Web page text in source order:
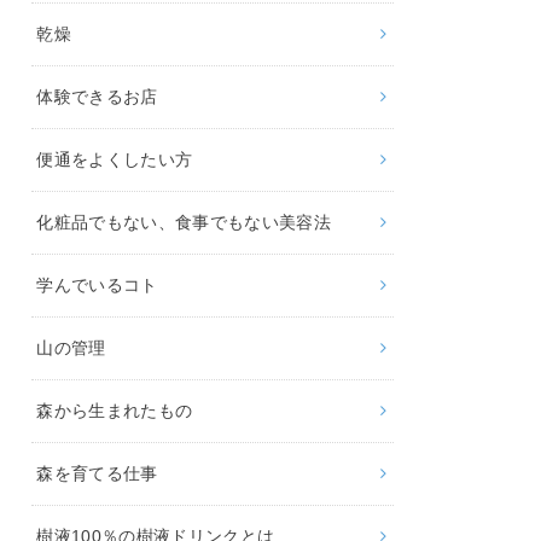
乾燥
体験できるお店
便通をよくしたい方
化粧品でもない、食事でもない美容法
学んでいるコト
山の管理
森から生まれたもの
森を育てる仕事
樹液100％の樹液ドリンクとは